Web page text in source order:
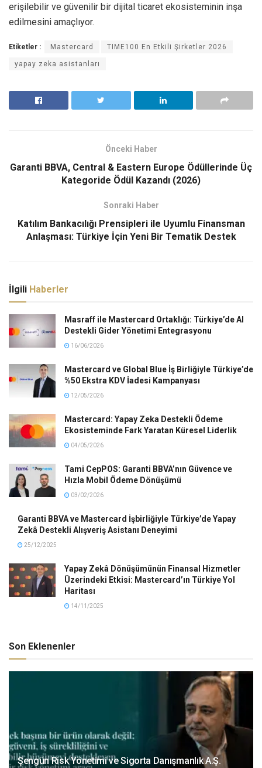
erişilebilir ve güvenilir bir dijital ticaret ekosisteminin inşa
edilmesini amaçlıyor.
Etiketler : Mastercard TIME100 En Etkili Şirketler 2026
yapay zeka asistanları
Önceki Haber
Garanti BBVA, Central & Eastern Europe Ödüllerinde Üç
Kategoride Ödül Kazandı (2026)
Sonraki Haber
Katılım Bankacılığı Prensipleri ile Uyumlu Finansman
Anlaşması: Türkiye İçin Yeni Bir Tematik Destek
İlgili Haberler
Masraff ile Mastercard Ortaklığı: Türkiye’de AI
Destekli Gider Yönetimi Entegrasyonu
16/06/2026
Mastercard ve Global Blue İş Birliğiyle Türkiye’de
%50 Ekstra KDV İadesi Kampanyası
12/05/2026
Mastercard: Yapay Zeka Destekli Ödeme
Ekosisteminde Fark Yaratan Küresel Liderlik
04/05/2026
Tami CepPOS: Garanti BBVA’nın Güvence ve
Hızla Mobil Ödeme Dönüşümü
03/02/2026
Garanti BBVA ve Mastercard İşbirliğiyle Türkiye’de Yapay
Zekâ Destekli Alışveriş Asistanı Deneyimi
25/12/2025
Yapay Zekâ Dönüşümünün Finansal Hizmetler
Üzerindeki Etkisi: Mastercard’ın Türkiye Yol
Haritası
14/11/2025
Son Eklenenler
Şengün Risk Yönetimi ve Sigorta Danışmanlık A.Ş.